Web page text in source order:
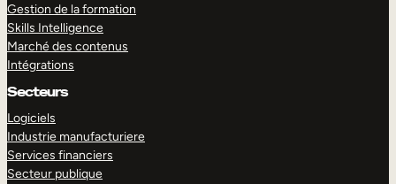
Gestion de la formation
Skills Intelligence
Marché des contenus
Intégrations
Secteurs
Logiciels
Industrie manufacturiere
Services financiers
Secteur publique